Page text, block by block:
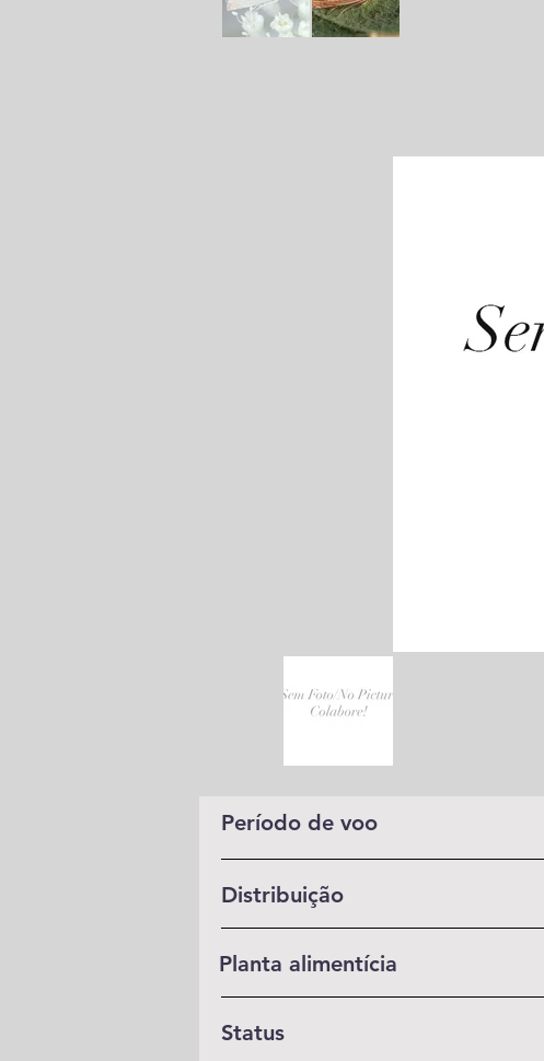
Período de voo
Distribuição
Planta alimentícia
Status